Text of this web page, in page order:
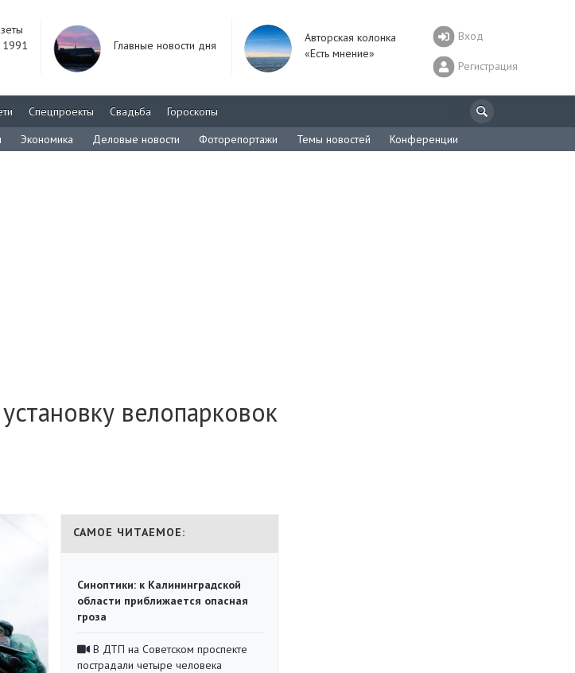
1991
Главные новости дня
Авторская колонка
«Есть мнение»
Вход
Регистрация
Спецпроекты Свадьба
Гороскопы
Экономика Деловые новости Фоторепортажи Темы новостей Конференции
велопарковок
САМОЕ ЧИТАЕМОЕ:
Синоптики: к Калининградской
области приближается опасная
гроза
В ДТП на Советском проспекте
пострадали четыре человека